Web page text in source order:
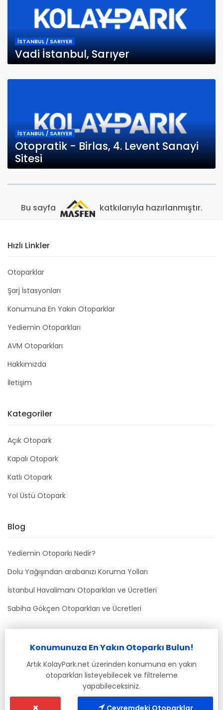
İSTANBUL / SARIYER
Vadi İstanbul, Sarıyer
İSTANBUL / SARIYER
Otopratik - Birlas, 4. Levent Sanayi
Sitesi
Bu sayfa katkılarıyla hazırlanmıştır.
Hızlı Linkler
Otoparklar
Şarj İstasyonları
Konumuna En Yakın Otoparklar
Yediemin Otoparkları
AVM Otoparkları
Hakkımızda
İletişim
Kategoriler
Açık Otopark
Kapalı Otopark
Katlı Otopark
Yol Üstü Otopark
Blog
Yediemin Otoparkı Nedir?
Dolu Yağışından arabanızı Koruma Yolları
İstanbul Havalimanı Otoparkları ve Ücretleri
Sabiha Gökçen Otoparkları ve Ücretleri
Konumunuza En Yakın Otoparkı Bulun!
Artık KolayPark.net üzerinden konumuna en yakın
otoparkları listeyebilecek ve filtreleme
yapabileceksiniz.
Çevremdeki Otoparklar